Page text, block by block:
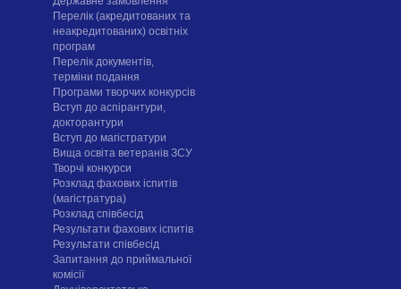
Перелік (акредитованих та
неакредитованих) освітніх
програм
Перелік документів,
терміни подання
Програми творчих конкурсiв
Вступ до аспірантури,
докторантури
Вступ до магістратури
Вища освіта ветеранів ЗСУ
Творчі конкурси
Розклад фахових іспитів
(магістратура)
Розклад співбесід
Результати фахових іспитів
Результати співбесід
Запитання до приймальної
комісії